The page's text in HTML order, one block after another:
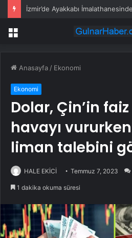
İzmir’de Ayakkabı İmalathanesinde
Menü
Anasayfa / Ekonomi
Ekonomi
Dolar, Çin’in
havayı
liman talebini
HALE EKİCİ Temmuz 7, 2023
1 dakika okuma süresi